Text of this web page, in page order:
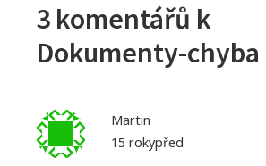
3 komentářů k
Dokumenty-chyba
Martin
15 rokypřed